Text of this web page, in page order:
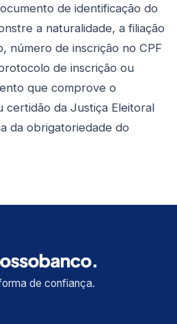
de identificação do
a naturalidade, a filiação
número de inscrição no CPF
de inscrição ou
que comprove o
certidão da Justiça Eleitoral
da obrigatoriedade do
de confiança.